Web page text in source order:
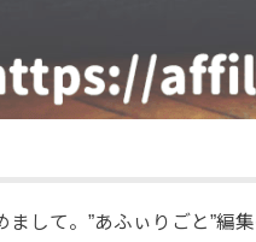
まして。”あふぃりごと”編